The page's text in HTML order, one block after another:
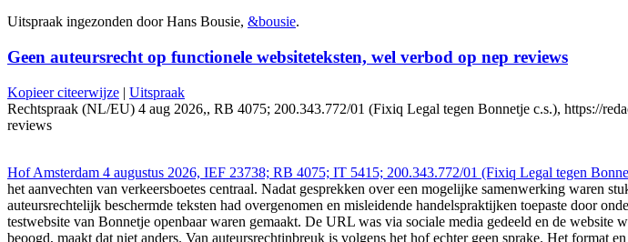
Uitspraak ingezonden door Hans Bousie, &bousie.
Geen auteursrecht op functionele websiteteksten, wel verbod op nep reviews
Kopieer citeerwijze | Uitspraak
Rechtspraak (NL/EU) 4 aug 2026,, RB 4075; 200.343.772/01 (Fixiq Legal tegen Bonnetje c.s.), https://
reviews
Hof Amsterdam 4 augustus 2026, IEF 23738; RB 4075; IT 5415; 200.343.772/01 (Fixiq Legal tegen
het aanvechten van verkeersboetes centraal. Nadat gesprekken over een mogelijke samenwerking waren
auteursrechtelijk beschermde teksten had overgenomen en misleidende handelspraktijken toepaste door
testwebsite van Bonnetje openbaar waren gemaakt. De URL was via sociale media gedeeld en de
beoogd, maakt dat niet anders. Van auteursrechtinbreuk is volgens het hof echter geen sprake. Het